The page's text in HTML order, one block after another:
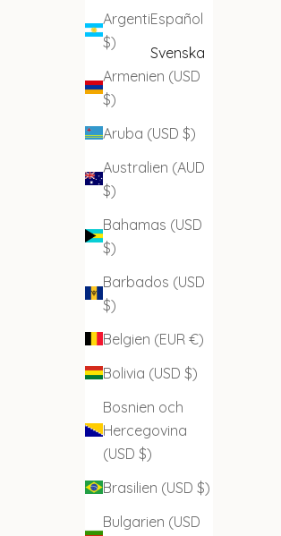
Argentina (USD
$)
Armenien (USD
$)
Aruba (USD $)
Australien (AUD
$)
Bahamas (USD
$)
Barbados (USD
$)
Belgien (EUR €)
Bolivia (USD $)
Bosnien och
Hercegovina
(USD $)
Brasilien (USD $)
Bulgarien (USD
Español
Svenska